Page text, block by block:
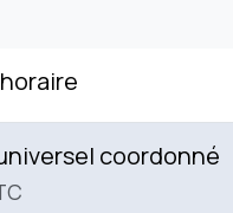
coordonné